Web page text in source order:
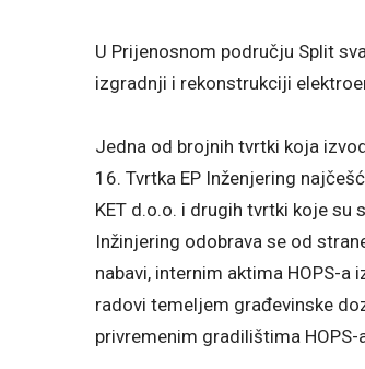
U Prijenosnom području Split
izgradnji i rekonstrukciji
Jedna od brojnih tvrtki koja
16. Tvrtka EP Inženjering
KET d.o.o. i drugih tvrtki koje su
Inžinjering odobrava se od
nabavi, internim aktima HOPS-a
radovi temeljem građevinske
privremenim gradilištima HOPS-